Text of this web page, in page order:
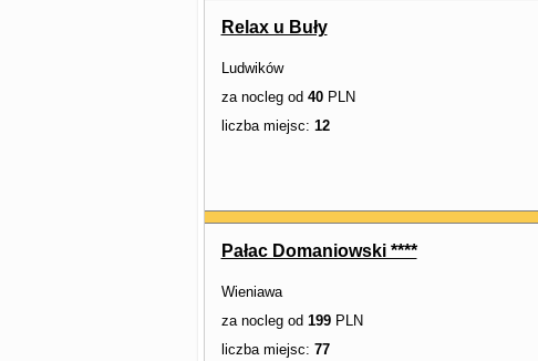
Relax u Buły
Ludwików
za nocleg od 40PLN
liczba miejsc: 12
Pałac Domaniowski ****
Wieniawa
za nocleg od 199PLN
liczba miejsc: 77